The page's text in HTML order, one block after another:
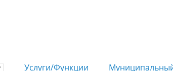
Услуги/Функции